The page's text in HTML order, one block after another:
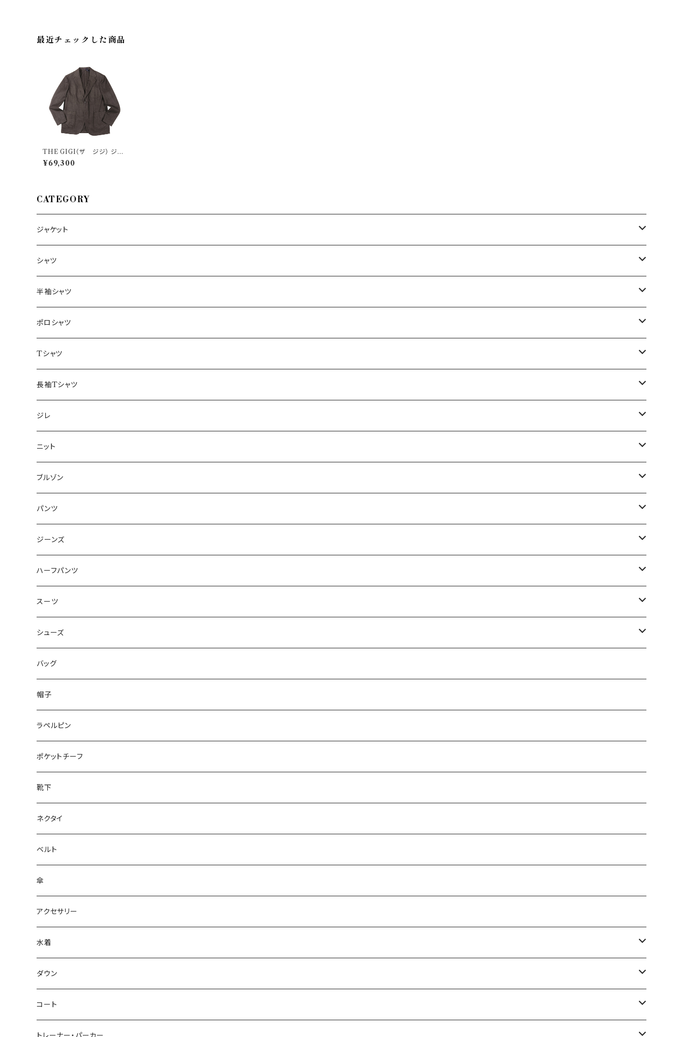
最近チェックした商品
THE GIGI（ザ ジジ） ジャ
ケット PIERT1A0563 60 2
9347
¥69,300
CATEGORY
ジャケット
～44/S
46/M
48/L
50/XL～
シャツ
～44/S
46/M
48/L
50/XL～
半袖シャツ
～44/S
46/M
48/L
50/XL～
ポロシャツ
～44/S
46/M
48/L
50/XL～
Tシャツ
～44/S
46/M
48/L
50/XL～
長袖Tシャツ
～44/S
46/M
48/L
50/XL～
ジレ
～44/S
46/M
48/L
50/XL～
ニット
～44/S
46/M
48/L
50/XL～
ブルゾン
～44/S
46/M
48/L
50/XL～
パンツ
～44/S
46/M
48/L
50/XL～
ジーンズ
～44/S
46/M
48/L
50/XL～
ハーフパンツ
～44/S
46/M
48/L
50/XL～
スーツ
～44/S
46/M
48/L
50/XL～
シューズ
～25.5cm
26cm～
27cm～
28cm～
バッグ
帽子
ラペルピン
ポケットチーフ
靴下
ネクタイ
ベルト
傘
アクセサリー
水着
～44/S
46/M
48/L
ダウン
～44/S
46/M
コート
～44/S